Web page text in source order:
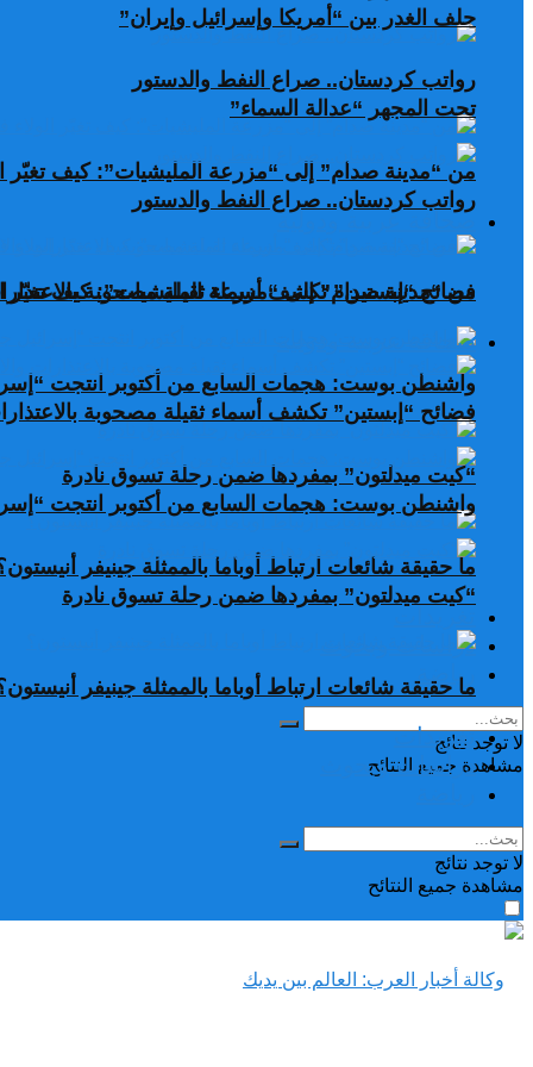
رواتب كردستان.. صراع النفط والدستور
من “مدينة صدام” إلى “مزرعة المليشيات”: كيف تغيّر
صحافة عربية ودولية
فضائح “إبستين” تكشف أسماء ثقيلة مصحوبة
واشنطن بوست: هجمات السابع من أكتوبر انتجت
“كيت ميدلتون” بمفردها ضمن رحلة تسوق نادرة
ما حقيقة شائعات ارتباط أوباما بالممثلة جينيفر
دراسات وبحوث
رياضة
لا توجد نتائج
مشاهدة جميع النتائح
حلف الغدر بين “أمريكا وإسرائيل وإيران”
تحت المجهر “عدالة السماء”
رواتب كردستان.. صراع النفط والدستور
من “مدينة صدام” إلى “مزرعة المليشيات”: كيف تغيّر
صحافة عربية ودولية
فضائح “إبستين” تكشف أسماء ثقيلة مصحوبة
واشنطن بوست: هجمات السابع من أكتوبر انتجت
“كيت ميدلتون” بمفردها ضمن رحلة تسوق نادرة
ما حقيقة شائعات ارتباط أوباما بالممثلة جينيفر
تغريدات
دراسات وبحوث
لا توجد نتائج
مشاهدة جميع النتائح